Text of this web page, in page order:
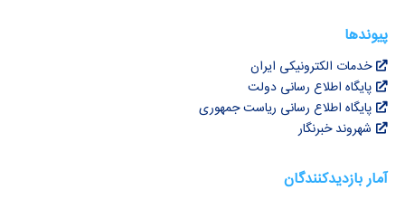
پیوندها
خدمات الکترونیکی ایران
پایگاه اطلاع رسانی دولت
پایگاه اطلاع رسانی ریاست جمهوری
شهروند خبرنگار
آمار بازدیدکنندگان